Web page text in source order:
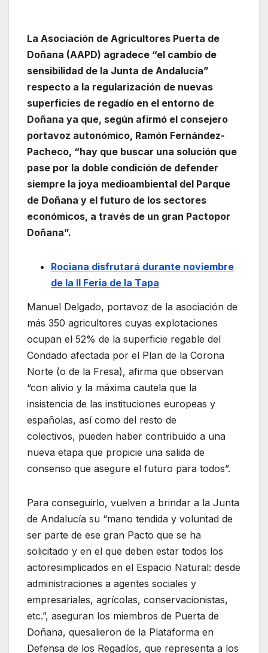
La Asociación de Agricultores Puerta de
Doñana (AAPD) agradece “el cambio de
sensibilidad de la Junta de Andalucía”
respecto a la regularización de nuevas
superficies de regadío en el entorno de
Doñana ya que, según afirmó el consejero
portavoz autonómico, Ramón Fernández-
Pacheco, “hay que buscar una solución que
pase por la doble condición de defender
siempre la joya medioambiental del Parque
de Doñana y el futuro de los sectores
económicos, a través de un gran Pactopor
Doñana”.
Rociana disfrutará durante noviembre
de la II Feria de la Tapa
Manuel Delgado, portavoz de la asociación de
más 350 agricultores cuyas explotaciones
ocupan el 52% de la superficie regable del
Condado afectada por el Plan de la Corona
Norte (o de la Fresa), afirma que observan
“con alivio y la máxima cautela que la
insistencia de las instituciones europeas y
españolas, así como del resto de
colectivos, pueden haber contribuido a una
nueva etapa que propicie una salida de
consenso que asegure el futuro para todos”.
Para conseguirlo, vuelven a brindar a la Junta
de Andalucía su “mano tendida y voluntad de
ser parte de ese gran Pacto que se ha
solicitado y en el que deben estar todos los
actoresimplicados en el Espacio Natural: desde
administraciones a agentes sociales y
empresariales, agrícolas, conservacionistas,
etc.”, aseguran los miembros de Puerta de
Doñana, quesalieron de la Plataforma en
Defensa de los Regadíos, que representa a los